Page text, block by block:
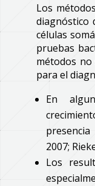
Los
diagnóstico
células
pruebas
métodos
para el
En
2007;
Los